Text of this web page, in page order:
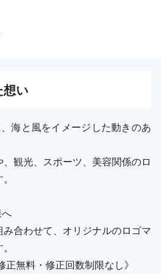
想い
海と風をイメージした動きのあ
観光、スポーツ、美容関係のロ
合わせて、オリジナルのロゴマ
正無料・修正回数制限なし》